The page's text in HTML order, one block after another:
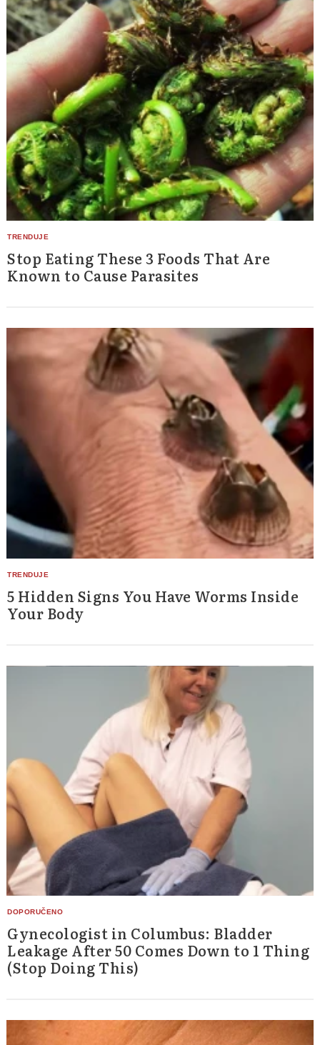
Stop Eating These 3 Foods That Are
Known to Cause Parasites
5 Hidden Signs You Have Worms Inside
Your Body
Gynecologist in Columbus: Bladder
Leakage After 50 Comes Down to 1 Thing
(Stop Doing This)